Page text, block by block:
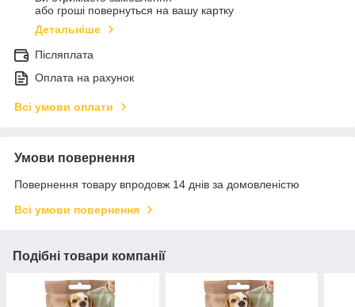
або гроші повернуться на вашу картку
Детальніше
Післяплата
Оплата на рахунок
Всі умови оплати
Умови повернення
Повернення товару впродовж 14 днів за домовленістю
Всі умови повернення
Подібні товари компанії